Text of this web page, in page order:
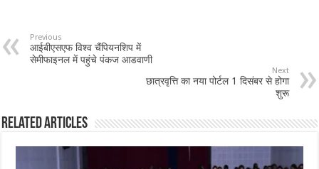
Previous
आईबीएसएफ विश्व चैंपियनशिप में
सेमीफाइनल में पहुंचे पंकज आडवाणी
Next
छात्रवृत्ति का नया पोर्टल 1 दिसंबर से होगा
शुरू
Related Articles